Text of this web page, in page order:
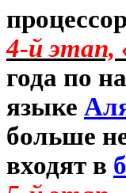
4-й этап,
года по
языке
больше
входят в